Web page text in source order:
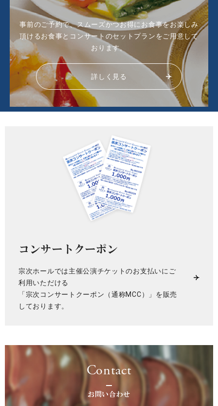
事前のご予約で、スムーズかつお得にお食事をお楽しみ
頂けるお食事とコンサートのセットプランをご用意して
おります。
詳しく見る
コンサートクーポン
宗次ホールでは主催公演チケットのお支払いにご
利用いただける
「宗次コンサートクーポン（通称MCC）」を販売
しております。
Contact
お問い合わせ